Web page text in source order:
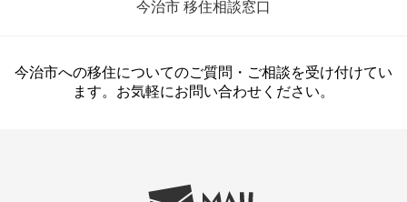
今治市 移住相談窓口
今治市への移住についてのご質問・ご相談を受け付けてい
ます。お気軽にお問い合わせください。